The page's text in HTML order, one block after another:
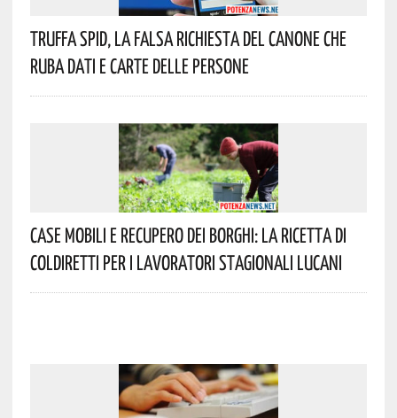
Truffa Spid, La Falsa Richiesta Del Canone Che
Ruba Dati E Carte Delle Persone
Case Mobili E Recupero Dei Borghi: La Ricetta Di
Coldiretti Per I Lavoratori Stagionali Lucani